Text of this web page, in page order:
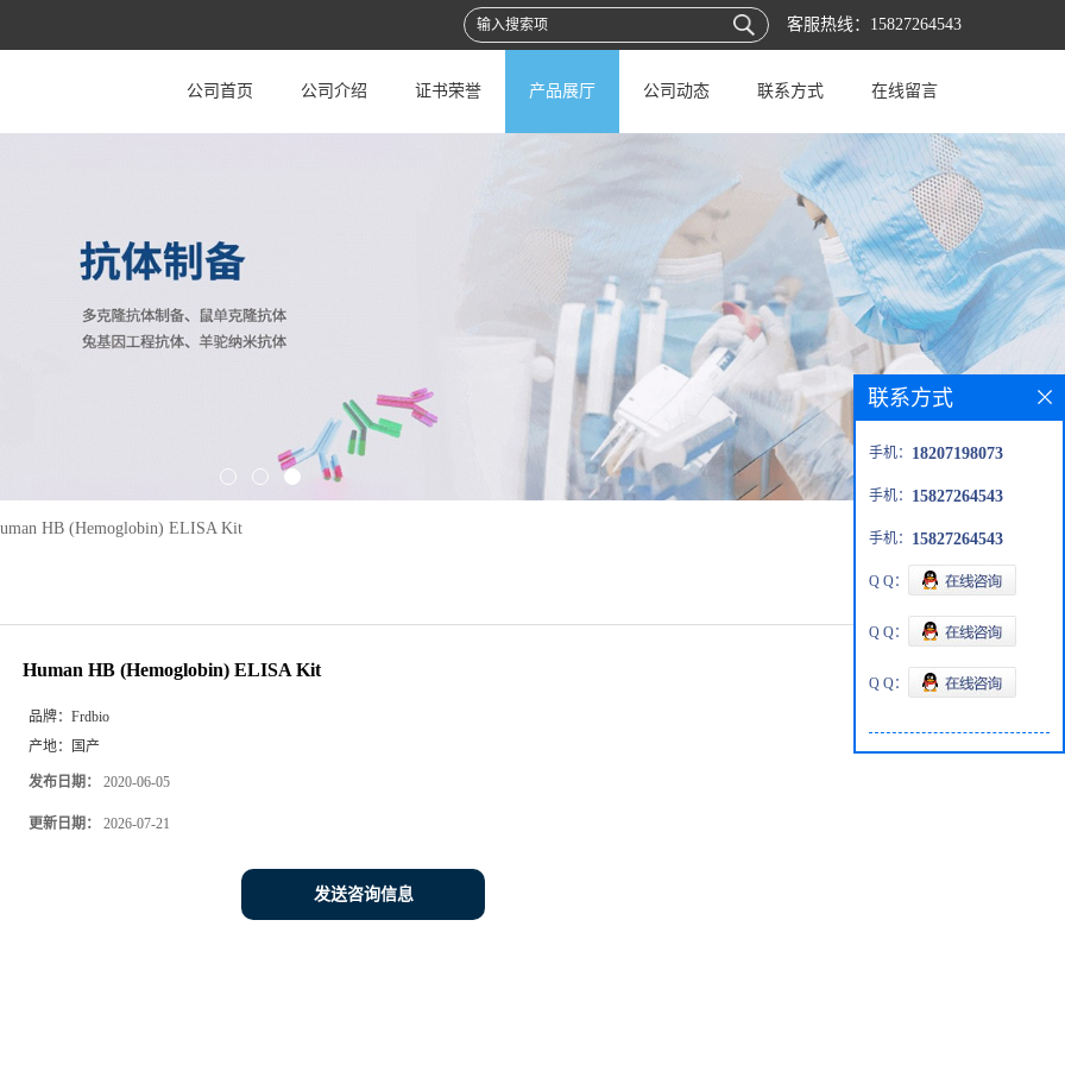
客服热线： 15827264543
公司首页 公司介绍 证书荣誉 产品展厅 公司动态 联系方式 在线留言
HB (Hemoglobin) ELISA Kit
Human HB (Hemoglobin) ELISA Kit
品牌： Frdbio
产地：
国产
发布日期： 2020-06-05
更新日期： 2026-07-21
发送咨询信息
联系方式
手机： 18207198073
手机： 15827264543
手机： 15827264543
Q Q：
Q Q：
Q Q：